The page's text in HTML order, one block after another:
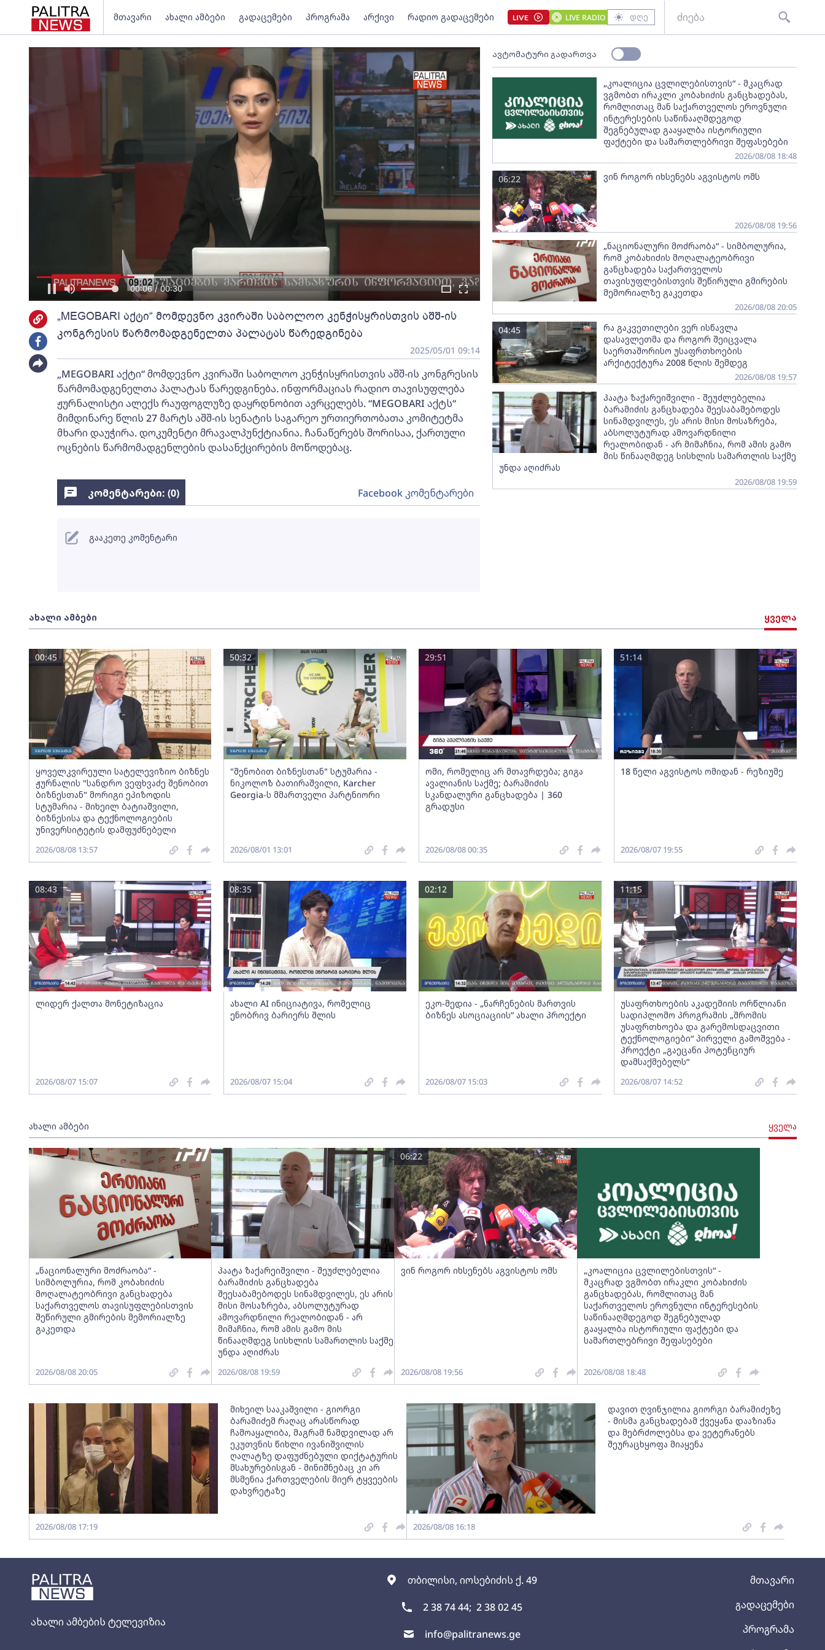
მთავარი ახალი ამბები გადაცემები პროგრამა არქივი რადიო გადაცემები LIVE LIVE RADIO დღე
ახალი ამბების ტელევიზია
თბილისი, იოსებიძის ქ. 49
2 38 74 44; 2 38 02 45
info@palitranews.ge
მთავარი
გადაცემები
პროგრამა
00:06 / 00:30
„MEGOBARI აქტი“ მომდევნო კვირაში საბოლოო კენჭისყრისთვის აშშ-ის
კონგრესის წარმომადგენელთა პალატას წარედგინება
2025/05/01 09:14
„MEGOBARI აქტი“ მომდევნო კვირაში საბოლოო კენჭისყრისთვის აშშ-ის კონგრესის
წარმომადგენელთა პალატას წარედგინება. ინფორმაციას რადიო თავისუფლება
ჟურნალისტი ალექს რაუფოგლუზე დაყრდნობით ავრცელებს. “MEGOBARI აქტს“
მიმდინარე წლის 27 მარტს აშშ-ის სენატის საგარეო ურთიერთობათა კომიტეტმა
მხარი დაუჭირა. დოკუმენტი მრავალპუნქტიანია. ჩანაწერებს შორისაა, ქართული
ოცნების წარმომადგენლების დასანქცირების მოწოდებაც.
ავტომატური გადართვა
„კოალიცია ცვლილებისთვის“ - მკაცრად
ვგმობთ ირაკლი კობახიძის განცხადებას,
რომლითაც მან საქართველოს ეროვნული
ინტერესების საწინააღმდეგოდ
შეგნებულად გააყალბა ისტორიული
ფაქტები და სამართლებრივი შეფასებები
2026/08/08 18:48
ვინ როგორ იხსენებს აგვისტოს ომს
06:22
2026/08/08 19:56
„ნაციონალური მოძრაობა“ - სიმბოლურია,
რომ კობახიძის მოღალატეობრივი
განცხადება საქართველოს
თავისუფლებისთვის შეწირული გმირების
მემორიალზე გაკეთდა
2026/08/08 20:05
რა გაკვეთილები ვერ ისწავლა
დასავლეთმა და როგორ შეიცვალა
საერთაშორისო უსაფრთხოების
არქიტექტურა 2008 წლის შემდეგ
04:45
2026/08/08 19:57
პაატა ზაქარეიშვილი - შეუძლებელია
ბარამიძის განცხადება შეესაბამებოდეს
სინამდვილეს, ეს არის მისი მოსაზრება,
აბსოლუტურად ამოვარდნილი
რეალობიდან - არ მიმაჩნია, რომ ამის გამო
მის წინააღმდეგ სისხლის სამართლის საქმე
უნდა აღიძრას
2026/08/08 19:59
ახალი ამბები ყველა
ყოველკვირეული სატელევიზიო ბიზნეს
ჟურნალის "სანდრო ვეფხვაძე შენობით
ბიზნესთან" მორიგი ეპიზოდის
სტუმარია - მიხეილ ბატიაშვილი,
ბიზნესისა და ტექნოლოგიების
უნივერსიტეტის დამფუძნებელი
00:45
2026/08/08 13:57
"შენობით ბიზნესთან" სტუმარია -
ნიკოლოზ ბათირაშვილი, Karcher
Georgia-ს მმართველი პარტნიორი
50:32
2026/08/01 13:01
ომი, რომელიც არ მთავრდება; გიგა
ავალიანის საქმე; ბარამიძის
სკანდალური განცხადება | 360
გრადუსი
29:51
2026/08/08 00:35
18 წელი აგვისტოს ომიდან - რეზიუმე
51:14
2026/08/07 19:55
ლიდერ ქალთა მონეტიზაცია
08:43
2026/08/07 15:07
ახალი AI ინიციატივა, რომელიც
ენობრივ ბარიერს შლის
08:35
2026/08/07 15:04
ეკო-მედია - „ნარჩენების მართვის
ბიზნეს ასოციაციის” ახალი პროექტი
02:12
2026/08/07 15:03
უსაფრთხოების აკადემიის ორწლიანი
სადიპლომო პროგრამის „შრომის
უსაფრთხოება და გარემოსდაცვითი
ტექნოლოგიები“ პირველი გამოშვება -
პროექტი „გაეცანი პოტენციურ
დამსაქმებელს“
11:15
2026/08/07 14:52
ახალი ამბები ყველა
„ნაციონალური მოძრაობა“ -
სიმბოლურია, რომ კობახიძის
მოღალატეობრივი განცხადება
საქართველოს თავისუფლებისთვის
შეწირული გმირების მემორიალზე
გაკეთდა
2026/08/08 20:05
პაატა ზაქარეიშვილი - შეუძლებელია
ბარამიძის განცხადება
შეესაბამებოდეს სინამდვილეს, ეს არის
მისი მოსაზრება, აბსოლუტურად
ამოვარდნილი რეალობიდან - არ
მიმაჩნია, რომ ამის გამო მის
წინააღმდეგ სისხლის სამართლის საქმე
უნდა აღიძრას
2026/08/08 19:59
ვინ როგორ იხსენებს აგვისტოს ომს
06:22
2026/08/08 19:56
„კოალიცია ცვლილებისთვის“ -
მკაცრად ვგმობთ ირაკლი კობახიძის
განცხადებას, რომლითაც მან
საქართველოს ეროვნული ინტერესების
საწინააღმდეგოდ შეგნებულად
გააყალბა ისტორიული ფაქტები და
სამართლებრივი შეფასებები
2026/08/08 18:48
მიხეილ სააკაშვილი - გიორგი
ბარამიძემ რაღაც არასწორად
ჩამოაყალიბა, მაგრამ ნამდვილად არ
ეკუთვნის წიხლი ივანიშვილის
ღალატზე დაფუძნებული დიქტატურის
მსახურებისგან - მინიშნებაც კი არ
მსმენია ქართველების მიერ ტყვეების
დახვრეტაზე
2026/08/08 17:19
დავით ღვინჯილია გიორგი ბარამიძეზე
- მისმა განცხადებამ ქვეყანა დააზიანა
და მებრძოლებსა და ვეტერანებს
შეურაცხყოფა მიაყენა
2026/08/08 16:18
კომენტარები: (0) Facebook კომენტარები
გააკეთე კომენტარი